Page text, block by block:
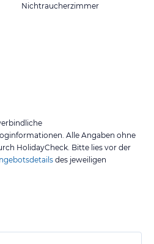
Nichtraucherzimmer
Alle Angaben ohne
HolidayCheck. Bitte lies vor der
des jeweiligen